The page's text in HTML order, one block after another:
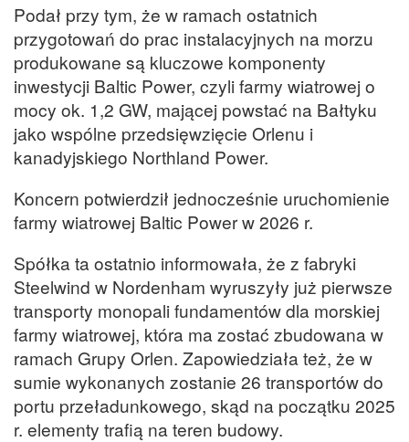
Podał przy tym, że w ramach ostatnich
przygotowań do prac instalacyjnych na morzu
produkowane są kluczowe komponenty
inwestycji Baltic Power, czyli farmy wiatrowej o
mocy ok. 1,2 GW, mającej powstać na Bałtyku
jako wspólne przedsięwzięcie Orlenu i
kanadyjskiego Northland Power.
Koncern potwierdził jednocześnie uruchomienie
farmy wiatrowej Baltic Power w 2026 r.
Spółka ta ostatnio informowała, że z fabryki
Steelwind w Nordenham wyruszyły już pierwsze
transporty monopali fundamentów dla morskiej
farmy wiatrowej, która ma zostać zbudowana w
ramach Grupy Orlen. Zapowiedziała też, że w
sumie wykonanych zostanie 26 transportów do
portu przeładunkowego, skąd na początku 2025
r. elementy trafią na teren budowy.